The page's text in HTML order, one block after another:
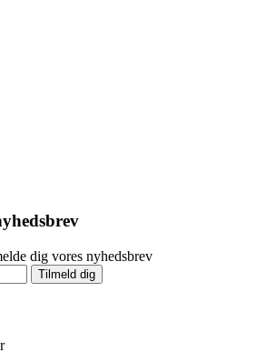
dig vores nyhedsbrev
Tilmeld dig